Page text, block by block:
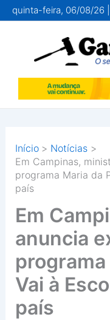
para
conteúdo
quinta-feira, 06/08/26 |
Início
Notícias
Em Campinas,
programa Maria da
país
Em
anuncia
Vai à
país